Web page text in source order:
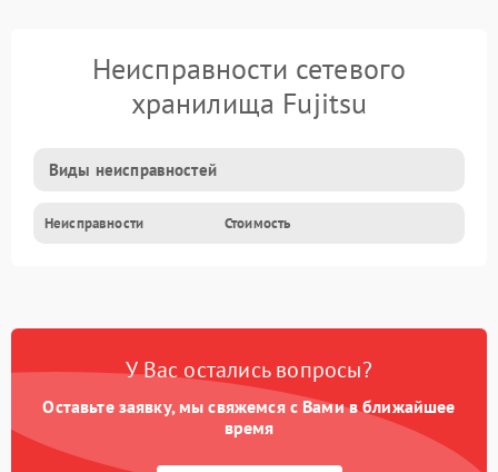
Неисправности сетевого
хранилища Fujitsu
Виды неисправностей
Неисправности Стоимость
У Вас остались вопросы?
Оставьте заявку, мы свяжемся с Вами в ближайшее
время